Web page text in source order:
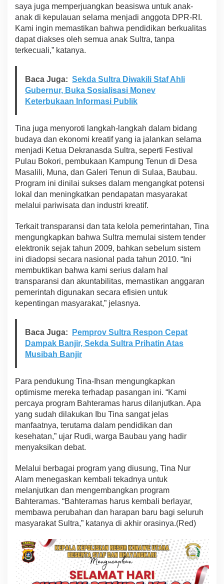
u
t
k
a
n
g
r
a
a
h
e
r
a
m
saya juga memperjuangkan beasiswa untuk anak-
anak di kepulauan selama menjadi anggota DPR-RI.
Kami ingin memastikan bahwa pendidikan berkualitas
dapat diakses oleh semua anak Sultra, tanpa
terkecuali,” katanya.
Baca Juga: Sekda Sultra Diwakili Staf Ahli
Gubernur, Buka Sosialisasi Monev
Keterbukaan Informasi Publik
Tina juga menyoroti langkah-langkah dalam bidang
budaya dan ekonomi kreatif yang ia jalankan selama
menjadi Ketua Dekranasda Sultra, seperti Festival
Pulau Bokori, pembukaan Kampung Tenun di Desa
Masalili, Muna, dan Galeri Tenun di Sulaa, Baubau.
Program ini dinilai sukses dalam mengangkat potensi
lokal dan meningkatkan pendapatan masyarakat
melalui pariwisata dan industri kreatif.
Terkait transparansi dan tata kelola pemerintahan, Tina
mengungkapkan bahwa Sultra memulai sistem tender
elektronik sejak tahun 2009, bahkan sebelum sistem
ini diadopsi secara nasional pada tahun 2010. “Ini
membuktikan bahwa kami serius dalam hal
transparansi dan akuntabilitas, memastikan anggaran
pemerintah digunakan secara efisien untuk
kepentingan masyarakat,” jelasnya.
Baca Juga:
Pemprov Sultra Respon Cepat
Dampak Banjir, Sekda Sultra Prihatin Atas
Musibah Banjir
Para pendukung Tina-Ihsan mengungkapkan
optimisme mereka terhadap pasangan ini. “Kami
percaya program Bahteramas harus dilanjutkan. Apa
yang sudah dilakukan Ibu Tina sangat jelas
manfaatnya, terutama dalam pendidikan dan
kesehatan,” ujar Rudi, warga Baubau yang hadir
menyaksikan debat.
Melalui berbagai program yang diusung, Tina Nur
Alam menegaskan kembali tekadnya untuk
melanjutkan dan mengembangkan program
Bahteramas. “Bahteramas harus kembali berlayar,
membawa perubahan dan harapan baru bagi seluruh
masyarakat Sultra,” katanya di akhir orasinya.(Red)